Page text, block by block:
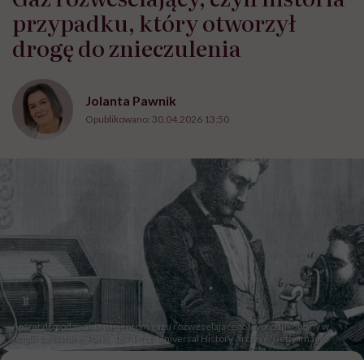
przypadku, który otworzył
drogę do znieczulenia
Jolanta Pawnik
Opublikowano: 30.04.2026 13:50
Aparat do podawania pacjentom gazu rozweselającego wyprodukowany w
Anglii. La Nature, Paris, 1874 /fot. Universal History Archive/Getty Images